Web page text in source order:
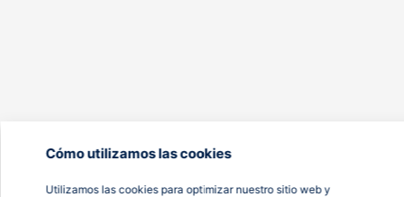
Cómo utilizamos las cookies
Utilizamos las cookies para optimizar nuestro sitio web y